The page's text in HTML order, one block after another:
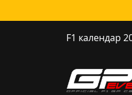
F1 календар